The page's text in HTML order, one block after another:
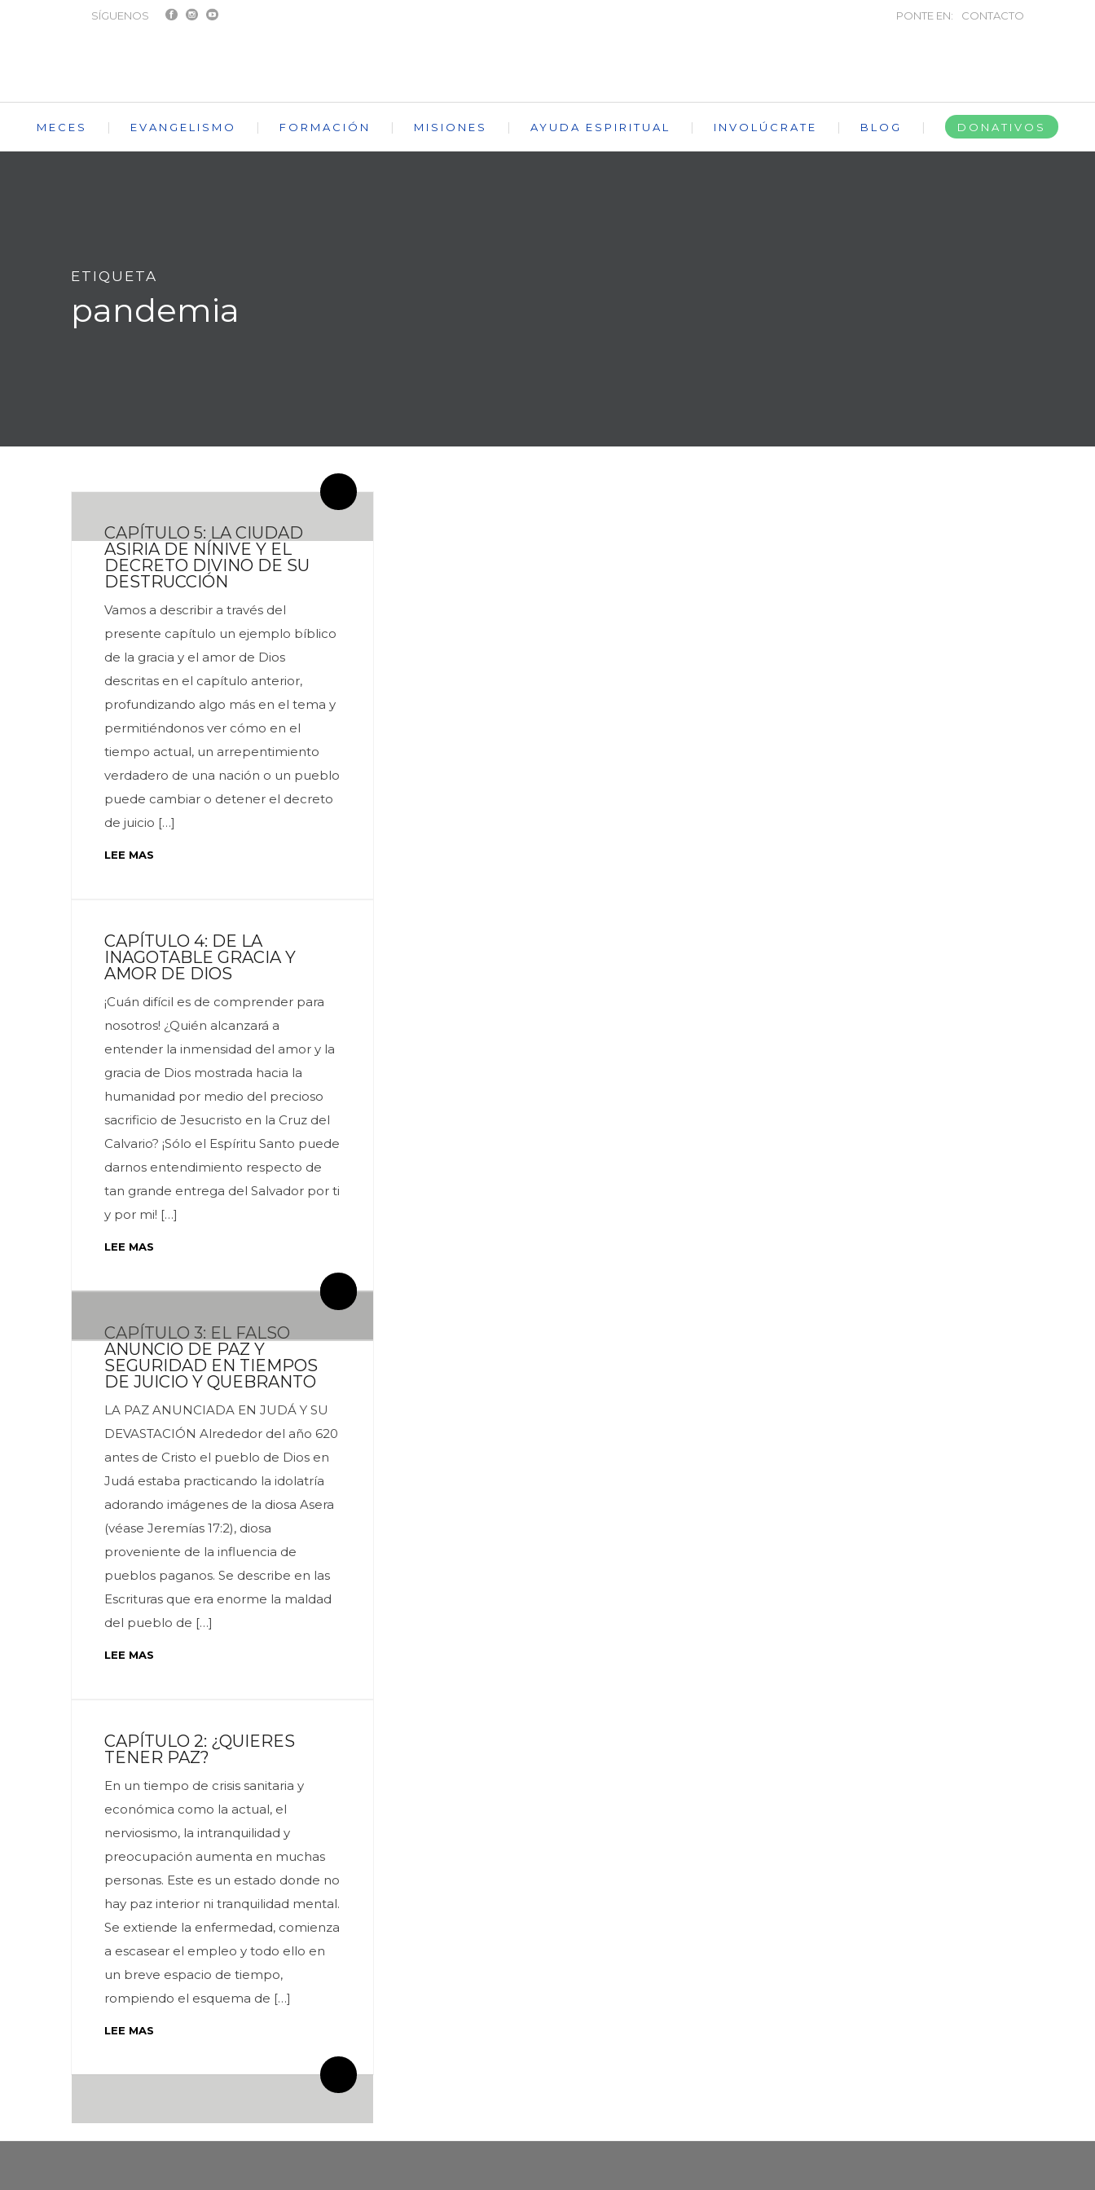
SÍGUENOS PONTE EN: CONTACTO
MECES EVANGELISMO FORMACIÓN MISIONES AYUDA ESPIRITUAL INVOLÚCRATE BLOG DONATIVOS
ETIQUETA
pandemia
CAPÍTULO 5: LA CIUDAD
ASIRIA DE NÍNIVE Y EL
DECRETO DIVINO DE SU
DESTRUCCIÓN
Vamos a describir a través del
presente capítulo un ejemplo bíblico
de la gracia y el amor de Dios
descritas en el capítulo anterior,
profundizando algo más en el tema y
permitiéndonos ver cómo en el
tiempo actual, un arrepentimiento
verdadero de una nación o un pueblo
puede cambiar o detener el decreto
de juicio […]
LEE MAS
CAPÍTULO 4: DE LA
INAGOTABLE GRACIA Y
AMOR DE DIOS
¡Cuán difícil es de comprender para
nosotros! ¿Quién alcanzará a
entender la inmensidad del amor y la
gracia de Dios mostrada hacia la
humanidad por medio del precioso
sacrificio de Jesucristo en la Cruz del
Calvario? ¡Sólo el Espíritu Santo puede
darnos entendimiento respecto de
tan grande entrega del Salvador por ti
y por mi! […]
LEE MAS
CAPÍTULO 3: EL FALSO
ANUNCIO DE PAZ Y
SEGURIDAD EN TIEMPOS
DE JUICIO Y QUEBRANTO
LA PAZ ANUNCIADA EN JUDÁ Y SU
DEVASTACIÓN Alrededor del año 620
antes de Cristo el pueblo de Dios en
Judá estaba practicando la idolatría
adorando imágenes de la diosa Asera
(véase Jeremías 17:2), diosa
proveniente de la influencia de
pueblos paganos. Se describe en las
Escrituras que era enorme la maldad
del pueblo de […]
LEE MAS
CAPÍTULO 2: ¿QUIERES
TENER PAZ?
En un tiempo de crisis sanitaria y
económica como la actual, el
nerviosismo, la intranquilidad y
preocupación aumenta en muchas
personas. Este es un estado donde no
hay paz interior ni tranquilidad mental.
Se extiende la enfermedad, comienza
a escasear el empleo y todo ello en
un breve espacio de tiempo,
rompiendo el esquema de […]
LEE MAS